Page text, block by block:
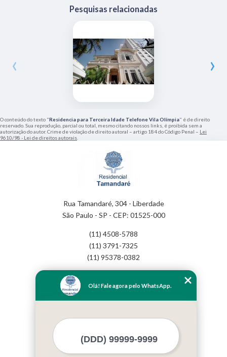
Pesquisas relacionadas
‹ ›
O conteúdo do texto "Residencia para Terceira Idade Telefone Vila Olímpia" é de direito
reservado. Sua reprodução, parcial ou total, mesmo citando nossos links, é proibida sem a
autorização do autor. Crime de violação de direito autoral – artigo 184 do Código Penal – Lei
9610/98 - Lei de direitos autorais
Rua Tamandaré, 304 - Liberdade
São Paulo - SP - CEP: 01525-000
(11) 4508-5788
(11) 3791-7325
(11) 95378-0382
Empresa
Missão
Mapa do site
Mais Serviços
Olá! Fale agora pelo WhatsApp.